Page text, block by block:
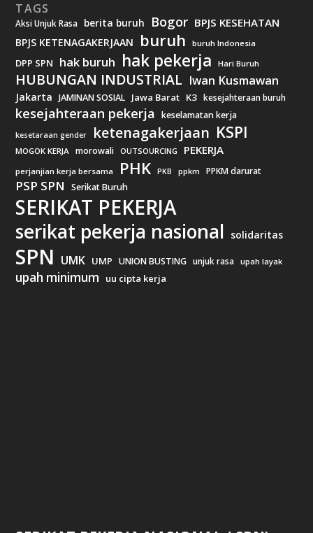
TAGS
Aksi Unjuk Rasa berita buruh Bogor BPJS KESEHATAN
BPJS KETENAGAKERJAAN buruh buruh Indonesia
DPP SPN hak buruh hak pekerja Hari Buruh
HUBUNGAN INDUSTRIAL Iwan Kusmawan
Jakarta JAMINAN SOSIAL Jawa Barat K3 kesejahteraan buruh
kesejahteraan pekerja keselamatan kerja
kesetaraan gender ketenagakerjaan KSPI
MOGOK KERJA morowali OUTSOURCING PEKERJA
perjanjian kerja bersama PHK PKB ppkm PPKM darurat
PSP SPN Serikat Buruh
SERIKAT PEKERJA
serikat pekerja nasional solidaritas
SPN UMK UMP UNION BUSTING unjuk rasa upah layak
upah minimum uu cipta kerja